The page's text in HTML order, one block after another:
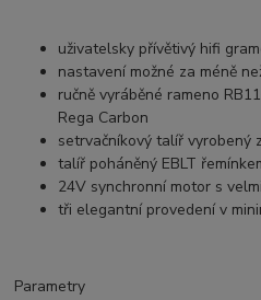
uživatelsky přívětivý hifi
nastavení možné za méně
ručně vyráběné rameno
Rega Carbon
setrvačníkový talíř vyrobený
talíř poháněný EBLT
24V synchronní motor s
tři elegantní provedení v
Parametry